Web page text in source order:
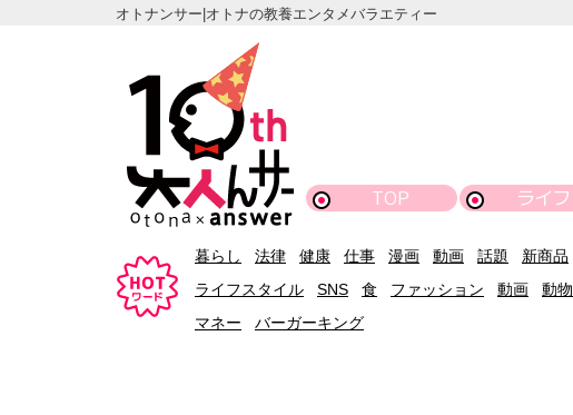
オトナンサー|オトナの教養エンタメバラエティー
TOP ライフ
暮らし 法律 健康 仕事 漫画 動画 話題 新商品
ライフスタイル
SNS 食 ファッション 動画 動物
マネー
バーガーキング